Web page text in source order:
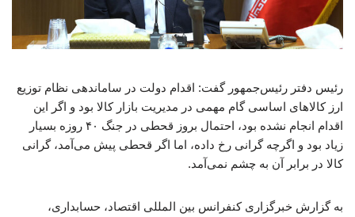
رئیس دفتر رئیس‌جمهور گفت: اقدام دولت در ساماندهی نظام توزیع
ارز کالاهای اساسی گام مهمی در مدیریت بازار کالا بود و اگر این
اقدام انجام نشده بود، احتمال بروز قحطی در جنگ ۴۰ روزه بسیار
زیاد بود و اگرچه گرانی رخ داده، اما اگر قحطی پیش می‌آمد، گرانی
کالا در برابر آن به چشم نمی‌آمد.
به گزارش خبرگزاری کنفرانس بین المللی اقتصاد، حسابداری،